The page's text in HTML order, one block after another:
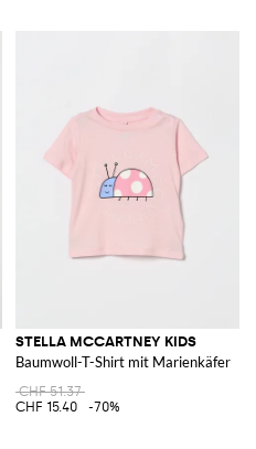
STELLA MCCARTNEY KIDS
Baumwoll-T-Shirt mit Marienkäfer
CHF 51.37
CHF 15.40
-70%